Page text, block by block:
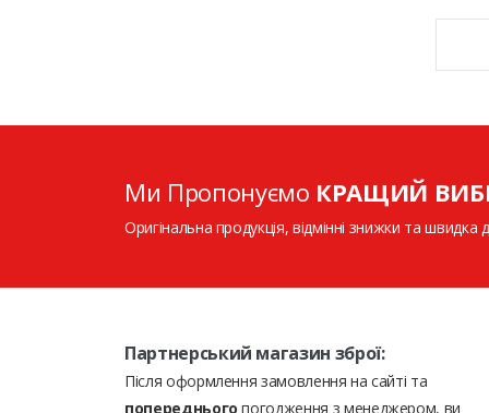
Ми Пропонуємо КРАЩИЙ
Оригінальна продукція, відмінні знижки та швидка
Партнерський магазин зброї:
Після оформлення замовлення на сайті та
попереднього погодження з менеджером, ви